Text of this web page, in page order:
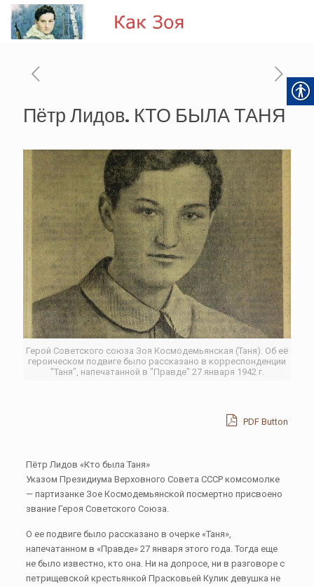
Пётр Лидов. КТО БЫЛА ТАНЯ
Герой Советского союза Зоя Космодемьянская (Таня). Об её
героическом подвиге было рассказано в корреспонденции
"Таня", напечатанной в "Правде" 27 января 1942 г.
PDF Button
Пётр Лидов «Кто была Таня»
Указом Президиума Верховного Совета СССР комсомолке
— партизанке Зое Космодемьянской посмертно присвоено
звание Героя Советского Союза.
О ее подвиге было рассказано в очерке «Таня»,
напечатанном в «Правде» 27 января этого года. Тогда еще
не было известно, кто она. Ни на допросе, ни в разговоре с
петрищевской крестьянкой Прасковьей Кулик девушка не